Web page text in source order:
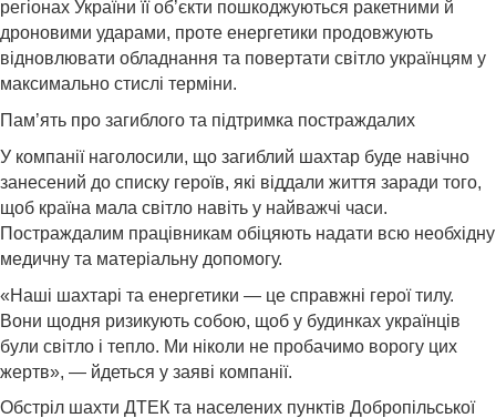
регіонах України її об’єкти пошкоджуються ракетними й
дроновими ударами, проте енергетики продовжують
відновлювати обладнання та повертати світло українцям у
максимально стислі терміни.
Пам’ять про загиблого та підтримка постраждалих
У компанії наголосили, що загиблий шахтар буде навічно
занесений до списку героїв, які віддали життя заради того,
щоб країна мала світло навіть у найважчі часи.
Постраждалим працівникам обіцяють надати всю необхідну
медичну та матеріальну допомогу.
«Наші шахтарі та енергетики — це справжні герої тилу.
Вони щодня ризикують собою, щоб у будинках українців
були світло і тепло. Ми ніколи не пробачимо ворогу цих
жертв», — йдеться у заяві компанії.
Обстріл шахти ДТЕК та населених пунктів Добропільської